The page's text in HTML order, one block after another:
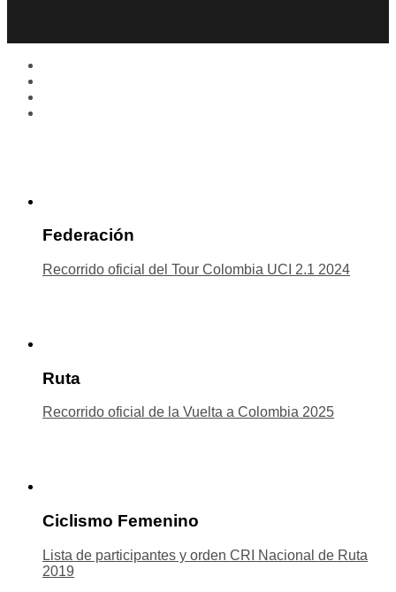
Federación
Recorrido oficial del Tour Colombia UCI 2.1 2024
Ruta
Recorrido oficial de la Vuelta a Colombia 2025
Ciclismo Femenino
Lista de participantes y orden CRI Nacional de Ruta
2019